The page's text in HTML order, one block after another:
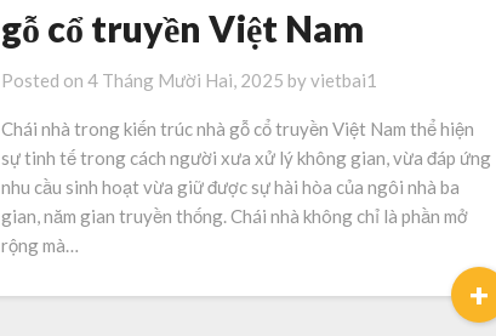
gỗ cổ truyền Việt Nam
Posted on 4 Tháng Mười Hai, 2025 byvietbai1
Chái nhà trong kiến trúc nhà gỗ cổ truyền Việt Nam thể hiện
sự tinh tế trong cách người xưa xử lý không gian, vừa đáp ứng
nhu cầu sinh hoạt vừa giữ được sự hài hòa của ngôi nhà ba
gian, năm gian truyền thống. Chái nhà không chỉ là phần mở
rộng mà…
+